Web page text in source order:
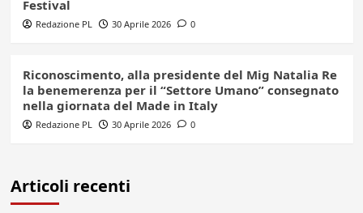
Festival
Redazione PL 30 Aprile 2026 0
Riconoscimento, alla presidente del Mig Natalia Re
la benemerenza per il “Settore Umano” consegnato
nella giornata del Made in Italy
Redazione PL 30 Aprile 2026 0
Articoli recenti